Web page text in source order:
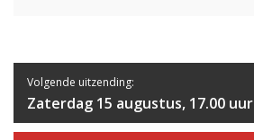
Volgende uitzending:
Zaterdag 15 augustus, 17.00 uur